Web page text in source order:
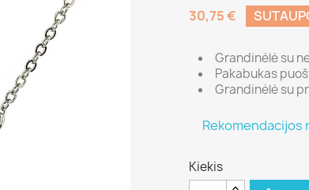
30,75 €
Grandinėlė su
Pakabukas
Grandinėlė su
Kiekis